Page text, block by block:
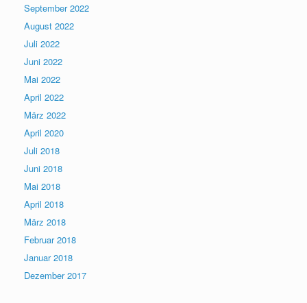
September 2022
August 2022
Juli 2022
Juni 2022
Mai 2022
April 2022
März 2022
April 2020
Juli 2018
Juni 2018
Mai 2018
April 2018
März 2018
Februar 2018
Januar 2018
Dezember 2017